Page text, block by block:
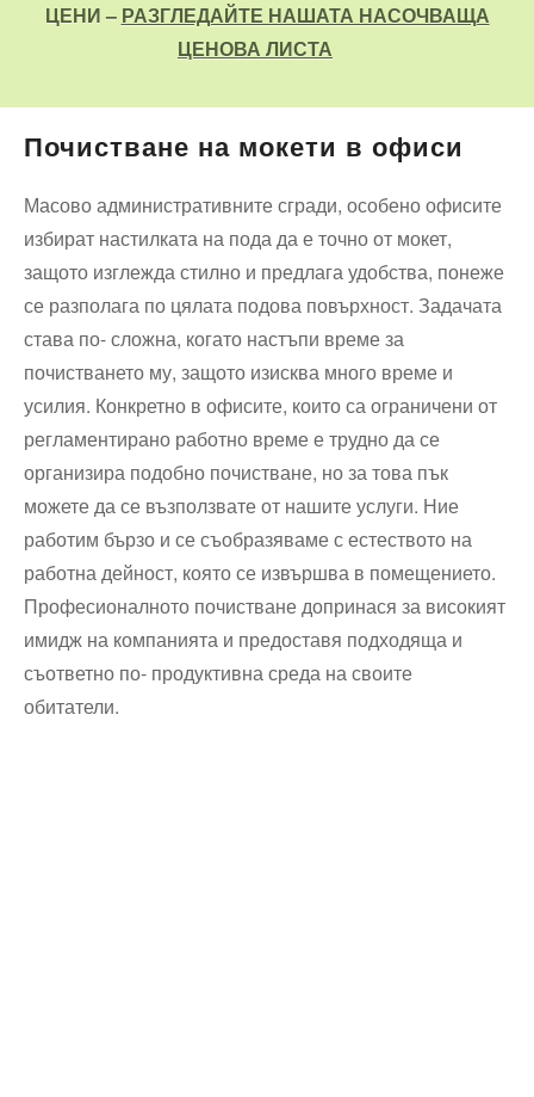
ЦЕНИ – РАЗГЛЕДАЙТЕ НАШАТА НАСОЧВАЩА
ЦЕНОВА ЛИСТА
Почистване на мокети в офиси
Масово административните сгради, особено офисите
избират настилката на пода да е точно от мокет,
защото изглежда стилно и предлага удобства, понеже
се разполага по цялата подова повърхност. Задачата
става по- сложна, когато настъпи време за
почистването му, защото изисква много време и
усилия. Конкретно в офисите, които са ограничени от
регламентирано работно време е трудно да се
организира подобно почистване, но за това пък
можете да се възползвате от нашите услуги. Ние
работим бързо и се съобразяваме с естеството на
работна дейност, която се извършва в помещението.
Професионалното почистване допринася за високият
имидж на компанията и предоставя подходяща и
съответно по- продуктивна среда на своите
обитатели.